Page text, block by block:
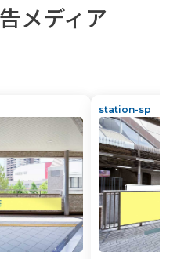
メディア
station-sp